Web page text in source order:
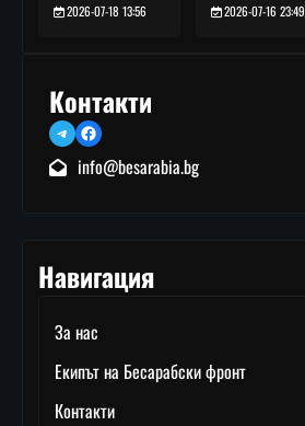
2026-07-18 13:56
2026-07-16 23:49
Контакти
TelegramFacebook
info@besarabia.bg
Навигация
За нас
Екипът на Бесарабски фронт
Контакти